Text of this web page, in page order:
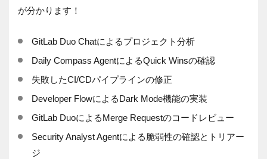
が分かります！
GitLab Duo Chatによるプロジェクト分析
Daily Compass AgentによるQuick Winsの確認
失敗したCI/CDパイプラインの修正
Developer FlowによるDark Mode機能の実装
GitLab DuoによるMerge Requestのコードレビュー
Security Analyst Agentによる脆弱性の確認とトリアー
ジ